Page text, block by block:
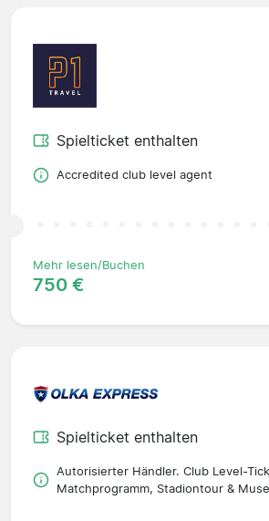
Spielticket enthalten
Accredited club level agent
Mehr lesen/Buchen
750 €
Spielticket enthalten
Autorisierter Händler. Club Level-
Matchprogramm, Stadiontour &